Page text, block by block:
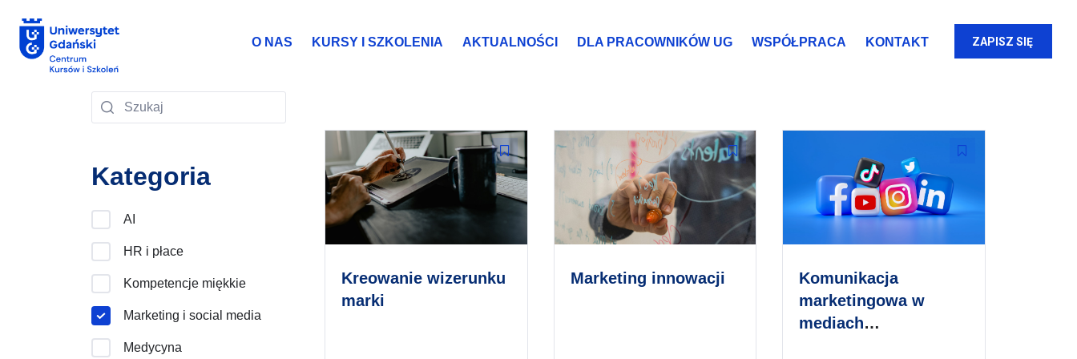
O NAS KURSY I SZKOLENIA AKTUALNOŚCI DLA PRACOWNIKÓW UG WSPÓŁPRACA KONTAKT ZAPISZ SIĘ
Kategoria
AI
HR i płace
Kompetencje miękkie
Marketing i social media
Medycyna
Kreowanie wizerunku
marki
Marketing innowacji
Komunikacja
marketingowa w
mediach